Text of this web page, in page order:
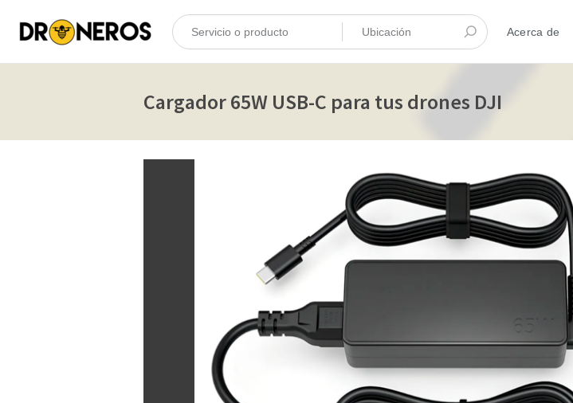
Acerca de
Cargador 65W USB-C para tus drones DJI